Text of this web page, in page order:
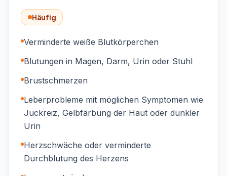
Häufig
Verminderte weiße Blutkörperchen
Blutungen in Magen, Darm, Urin oder Stuhl
Brustschmerzen
Leberprobleme mit möglichen Symptomen wie
Juckreiz, Gelbfärbung der Haut oder dunkler
Urin
Herzschwäche oder verminderte
Durchblutung des Herzens